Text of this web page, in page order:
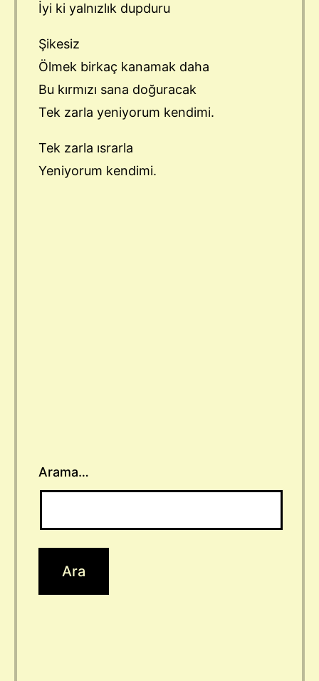
İyi ki yalnızlık dupduru
Şikesiz
Ölmek birkaç kanamak daha
Bu kırmızı sana doğuracak
Tek zarla yeniyorum kendimi.
Tek zarla ısrarla
Yeniyorum kendimi.
Arama…